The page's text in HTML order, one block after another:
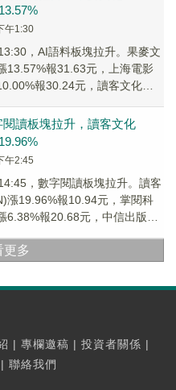
午1:30
，AI語料板塊拉升。果麥文
13.57%報31.63元，上海電影
報30.24元，讀客文化
閱讀板塊拉升，讀客文化
午2:45
，數字閱讀板塊拉升。讀客
漲19.96%報10.94元，掌閱科
6.38%報20.68元，中信出版
更多
| 專欄邀稿 | 投資者關係 |
| 聯絡我們